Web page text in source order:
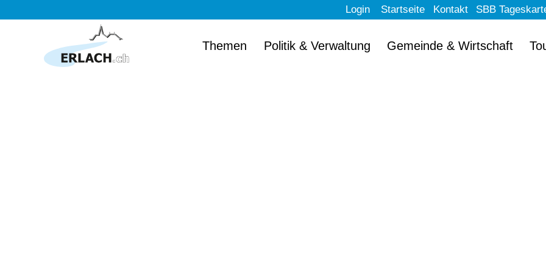
Startseite Kontakt SBB
Login
Themen Politik & Verwaltung Gemeinde & Wirtschaft